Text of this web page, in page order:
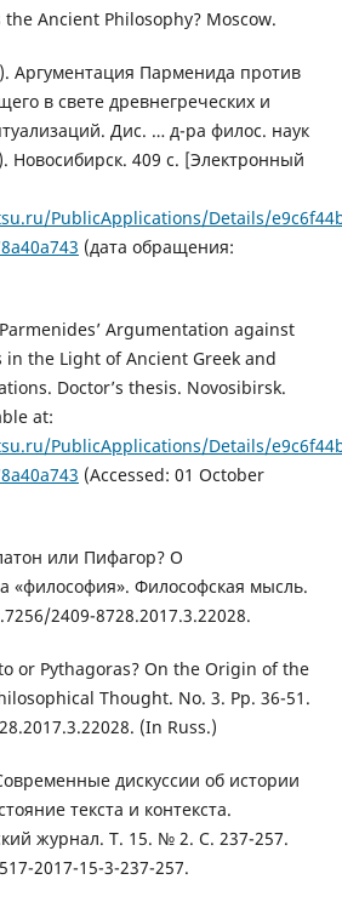
the Ancient Philosophy? Moscow.
Аргументация Парменида против
в свете древнегреческих и
Дис. … д-ра филос. наук
Новосибирск. 409 с. [Электронный
PublicApplications/Details/
(дата обращения:
Argumentation against
the Light of Ancient Greek and
Doctor’s thesis. Novosibirsk.
at:
PublicApplications/Details/
(Accessed: 01 October
или Пифагор? О
«философия». Философская мысль.
2409-8728.2017.3.22028.
or Pythagoras? On the Origin of the
Thought. No. 3. Pp. 36-51.
(In Russ.)
дискуссии об истории
текста и контекста.
журнал. Т. 15. № 2. С. 237-257.
2017-15-3-237-257.